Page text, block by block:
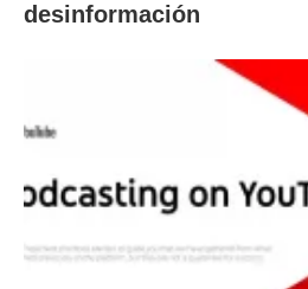
desinformación